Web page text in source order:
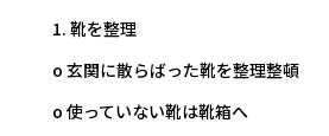
1. 靴を整理
o 玄関に散らばった靴を整理整頓
o 使っていない靴は靴箱へ